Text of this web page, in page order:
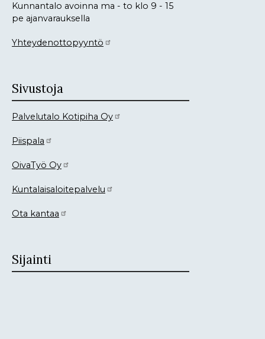
Kunnantalo avoinna ma - to klo 9 - 15
pe ajanvarauksella
Yhteydenottopyyntö
Sivustoja
Palvelutalo Kotipiha Oy
Piispala
OivaTyö Oy
Kuntalaisaloitepalvelu
Ota kantaa
Sijainti